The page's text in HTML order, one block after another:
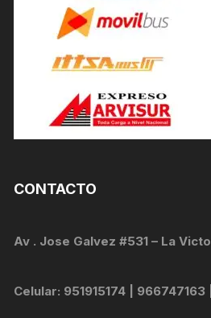
CONTACTO
Av . Jose Galvez #531 – La
Celular: 951915174 |